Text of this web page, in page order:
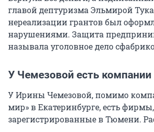
главой дептуризма Эльмирой
нереализации грантов был
нарушениями. Защита
называла уголовное дело
У Чемезовой есть
У Ирины Чемезовой, помимо
мир» в Екатеринбурге, есть фирмы,
зарегистрированные в Тюмени.